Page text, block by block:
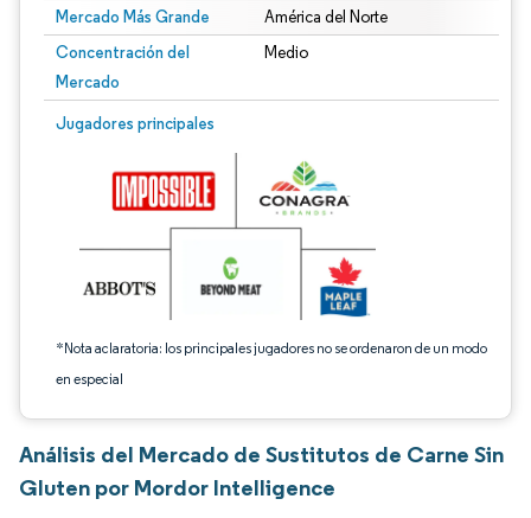
Mercado Más Grande América del Norte
Concentración del
Mercado
Medio
Jugadores principales
*Nota aclaratoria: los principales jugadores no se ordenaron de un modo
en especial
Imagen © Mordor Intelligence. El uso requiere atribución según CC BY 4.0.
Análisis del Mercado de Sustitutos de Carne Sin
Gluten por Mordor Intelligence